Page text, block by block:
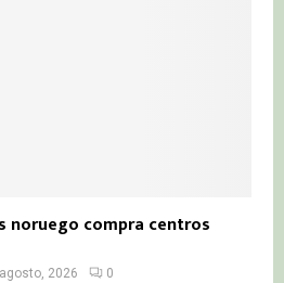
noruego compra centros
2026 0